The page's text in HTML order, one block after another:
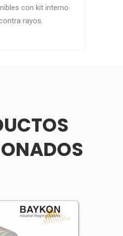
con kit interno
rayos.